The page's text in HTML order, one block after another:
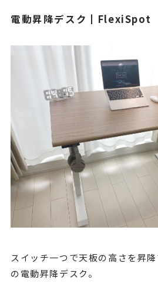
電動昇降デスク┃FlexiSpot
スイッチ一つで天板の高さを昇
の電動昇降デスク。